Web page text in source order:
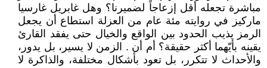
مباشرة تجعله أقل إزعاجاً لضميرنا؟ وهل غابريل غارسيا
ماركيز في روايته مئة عام من العزلة استطاع أن يجعل
الرمز يذيب الحدود بين الواقع والخيال حتى يفقد القارئ
يقينه بأيّهما أكثر حقيقة؟ أم أن . الزمن لا يسير، بل يدور،
والأحداث لا تتكرر، بل تعود بأشكال مختلفة، والذاكرة لا